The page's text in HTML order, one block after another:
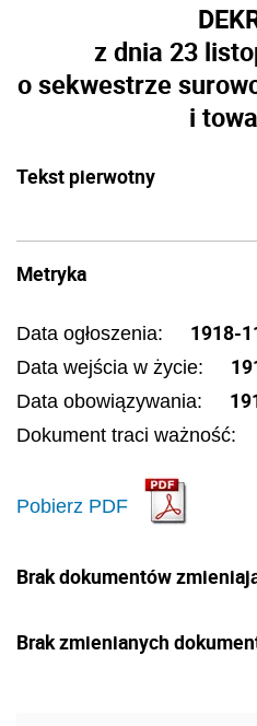
z dnia 23
o sekwestrze
i
Tekst pierwotny
Metryka
Data ogłoszenia: 1918-
Data wejścia w życie:
Data obowiązywania:
Dokument traci ważność:
Pobierz PDF
Brak dokumentów
Brak zmienianych